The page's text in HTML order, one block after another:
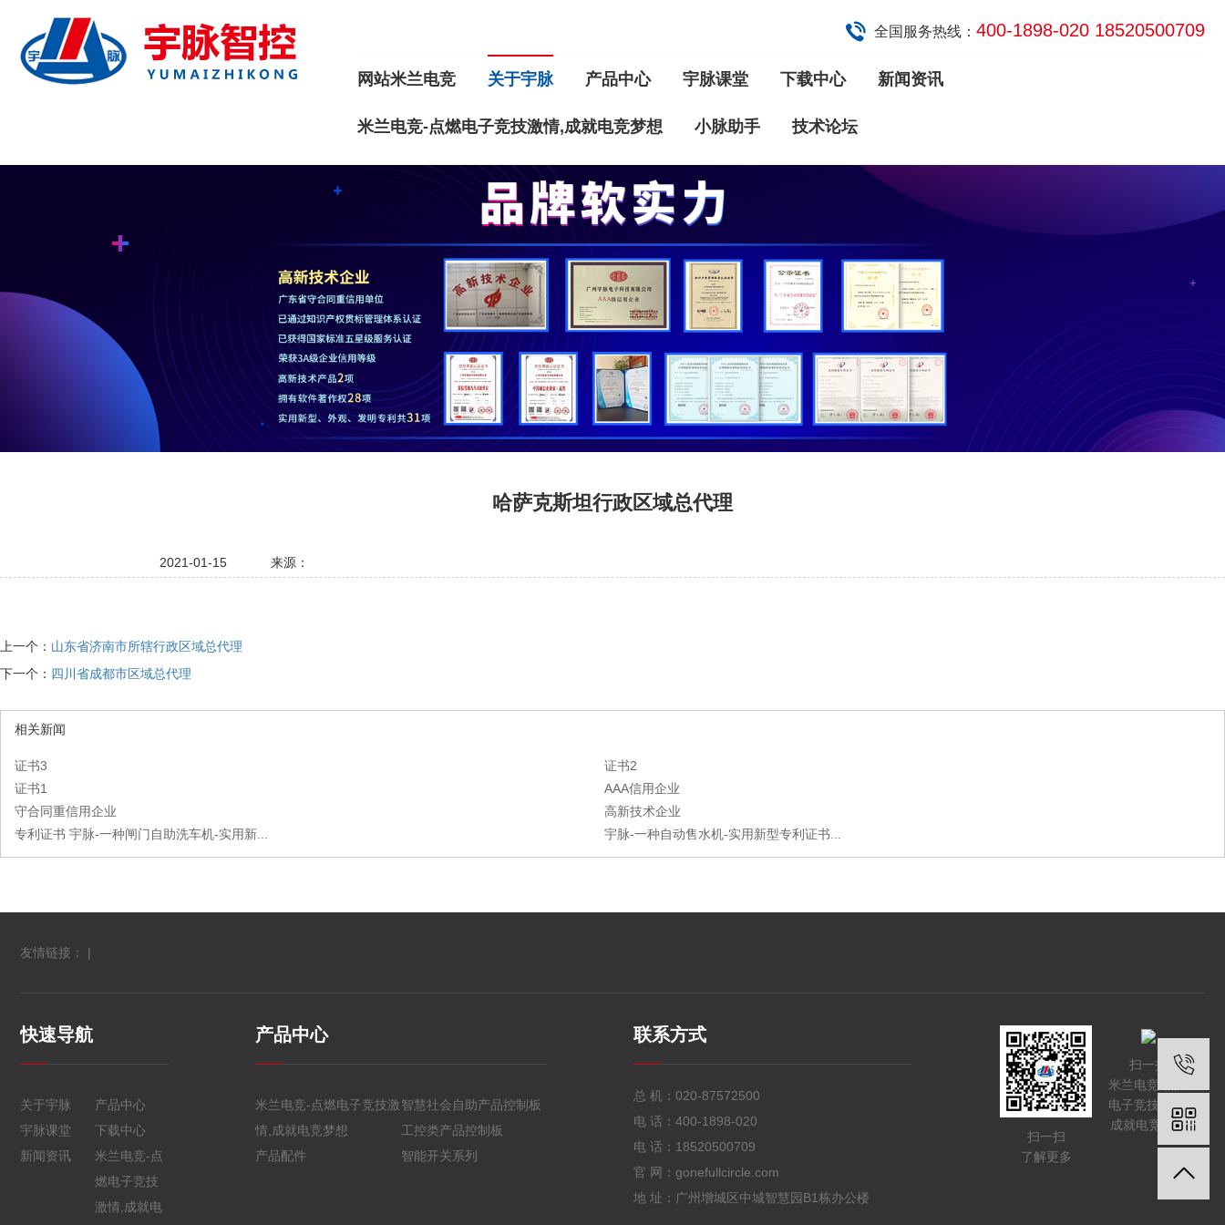
全国服务热线： 400-1898-020 18520500709
网站米兰电竞 关于宇脉 产品中心 宇脉课堂 下载中心 新闻资讯
米兰电竞-点燃电子竞技激情,成就电竞梦想 小脉助手 技术论坛
哈萨克斯坦行政区域总代理
2021-01-15 来源：
上一个： 山东省济南市所辖行政区域总代理
下一个： 四川省成都市区域总代理
相关新闻
证书3
证书2
证书1
AAA信用企业
守合同重信用企业
高新技术企业
专利证书 宇脉-一种闸门自助洗车机-实用新...
宇脉-一种自动售水机-实用新型专利证书...
友情链接： |
快速导航
关于宇脉
产品中心
宇脉课堂
下载中心
新闻资讯
米兰电竞-点
燃电子竞技
激情,成就电
产品中心
米兰电竞-点燃电子竞技激
情,成就电竞梦想
智慧社会自助产品控制板
工控类产品控制板
产品配件
智能开关系列
联系方式
总 机： 020-87572500
电 话： 400-1898-020
电 话： 18520500709
官 网：gonefullcircle.com
地 址：广州增城区中城智慧园B1栋办公楼
扫一扫
了解更多
扫一扫
米兰电竞-点燃
电子竞技激情,
成就电竞梦想